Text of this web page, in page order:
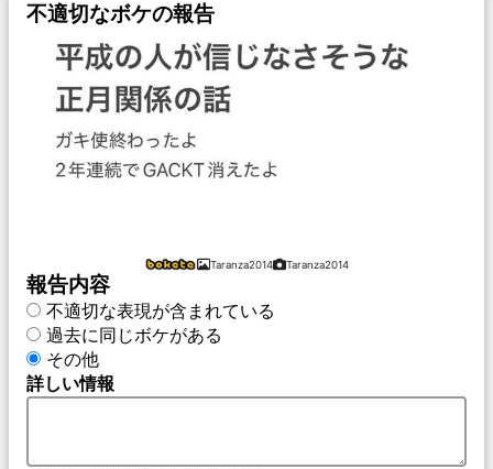
不適切なボケの報告
Taranza2014 Taranza2014
報告内容
不適切な表現が含まれている
過去に同じボケがある
その他
詳しい情報